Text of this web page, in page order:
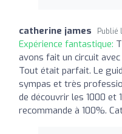
catherine james Publié
Expérience fantastique:
avons fait un circuit
Tout était parfait. Le
sympas et très
de découvrir les 1000 et
recommande à 100%.